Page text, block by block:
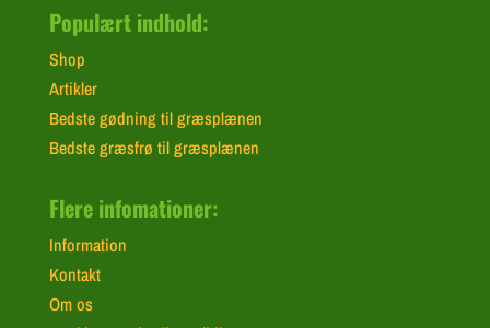
Populært indhold:
Shop
Artikler
Bedste gødning til græsplænen
Bedste græsfrø til græsplænen
Flere infomationer:
Information
Kontakt
Om os